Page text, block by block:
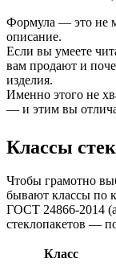
Формула — это не
описание.
Если вы умеете
вам продают и
изделия.
Именно этого не
— и этим вы
Классы
Чтобы грамотно
бывают классы по
ГОСТ 24866-2014
стеклопакетов —
Класс